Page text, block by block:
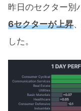
昨日のセクター別
6セクターが上昇、
した。